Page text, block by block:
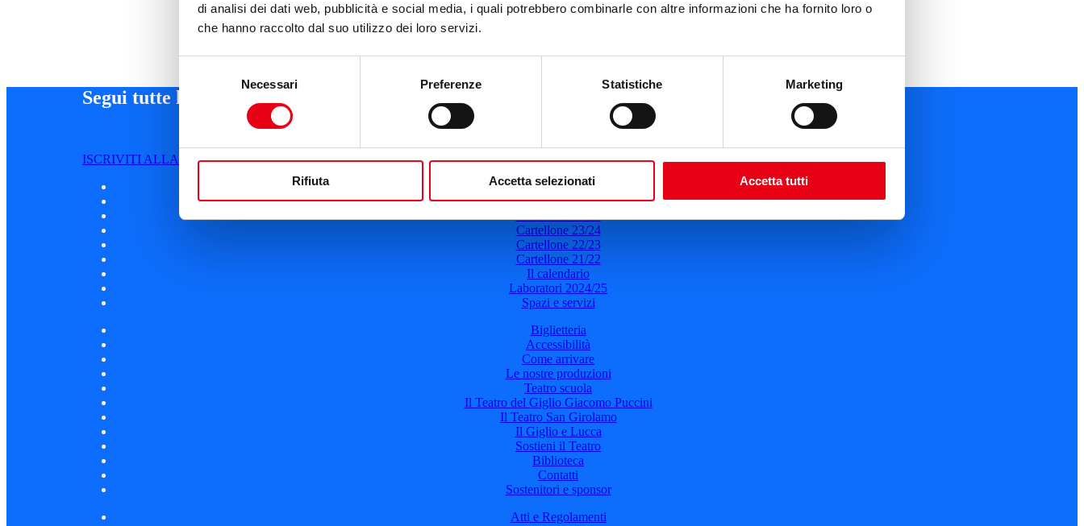
di analisi dei dati web, pubblicità e social media, i quali potrebbero combinarle con altre informazioni che ha fornito loro o
che hanno raccolto dal suo utilizzo dei loro servizi.
del
consenso
Necessari Preferenze Statistiche Marketing
Rifiuta Accetta selezionati Accetta tutti
I due Papi
Segui tutte le novità
ISCRIVITI ALLA NEWSLETTER
Cartellone 26/27
Cartellone 25/26
Cartellone 23/24
Cartellone 22/23
Cartellone 21/22
Il calendario
Laboratori 2024/25
Spazi e servizi
Biglietteria
Accessibilità
Come arrivare
Le nostre produzioni
Teatro scuola
Il Teatro del Giglio Giacomo Puccini
Il Teatro San Girolamo
Il Giglio e Lucca
Sostieni il Teatro
Biblioteca
Contatti
Sostenitori e sponsor
Atti e Regolamenti